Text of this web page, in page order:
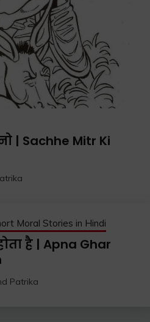
| Sachhe Mitr Ki
Moral Stories in Hindi
है | Apna Ghar
Patrika